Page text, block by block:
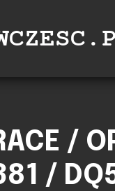
/
/